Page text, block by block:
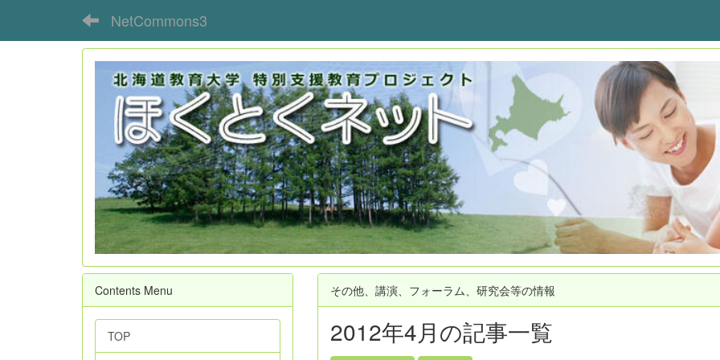
NetCommons3
その他、講演、フォーラム、研究会等の情報
2012年4月の記事一覧
Contents Menu
TOP